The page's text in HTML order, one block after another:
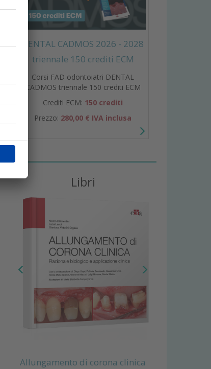
DENTAL CADMOS 2026 - 2028
triennale 150 crediti ECM
Corsi FAD odontoiatri DENTAL
CADMOS triennale 150 crediti ECM
Crediti ECM: 150 crediti
Prezzo: 280,00 € IVA inclusa
Libri
Allungamento di corona clinica